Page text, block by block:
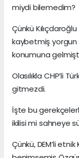
miydi bilemedim?
Çünkü
kaybetmiş yorgun
konumuna
Olasılıkla CHP’li
gitmezdi.
İşte bu
ikilisi mi sahneye
Çünkü, DEM’li